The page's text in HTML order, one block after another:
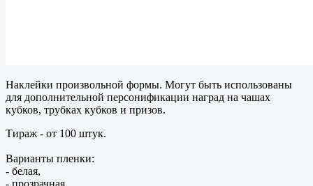
Наклейки произвольной формы. Могут быть использованы
для дополнительной персонификации наград на чашах
кубков, трубках кубков и призов.
Тираж - от 100 штук.
Варианты пленки:
- белая,
- прозрачная,